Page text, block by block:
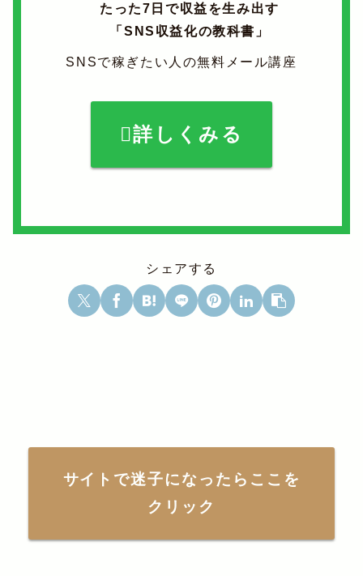
たった7日で収益を生み出す
「SNS収益化の教科書」
SNSで稼ぎたい人の無料メール講座
詳しくみる
シェアする
サイトで迷子になったらここを
クリック